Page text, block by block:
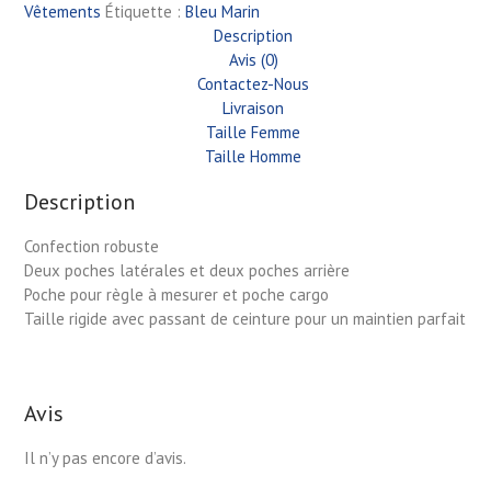
Vêtements Étiquette : Bleu Marin
Description
Avis (0)
Contactez-Nous
Livraison
Taille Femme
Taille Homme
Description
Confection robuste
Deux poches latérales et deux poches arrière
Poche pour règle à mesurer et poche cargo
Taille rigide avec passant de ceinture pour un maintien parfait
Avis
Il n’y pas encore d’avis.